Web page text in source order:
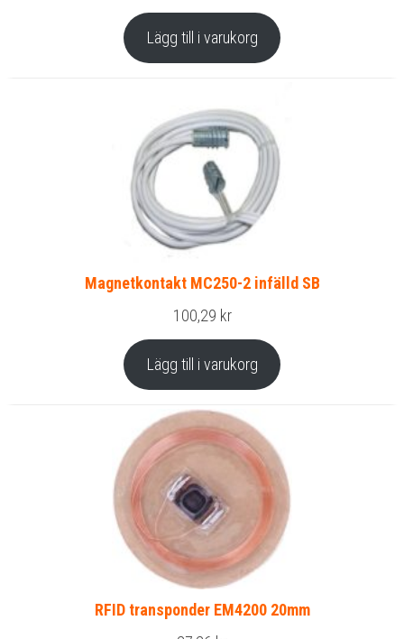
Lägg till i varukorg
Magnetkontakt MC250-2 infälld SB
100,29 kr
Lägg till i varukorg
RFID transponder EM4200 20mm